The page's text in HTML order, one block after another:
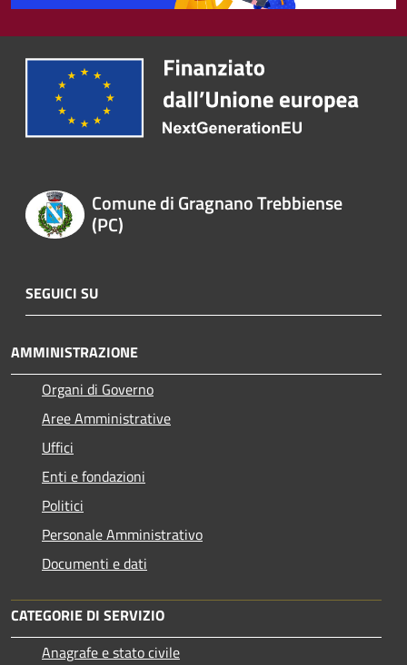
Comune di Gragnano Trebbiense
(PC)
SEGUICI SU
AMMINISTRAZIONE
Organi di Governo
Aree Amministrative
Uffici
Enti e fondazioni
Politici
Personale Amministrativo
Documenti e dati
CATEGORIE DI SERVIZIO
Anagrafe e stato civile